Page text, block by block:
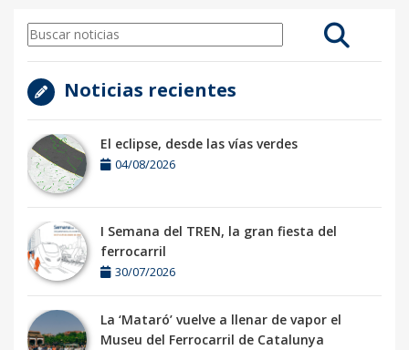
Noticias recientes
El eclipse, desde las vías verdes
04/08/2026
I Semana del TREN, la gran fiesta del
ferrocarril
30/07/2026
La ‘Mataró’ vuelve a llenar de vapor el
Museu del Ferrocarril de Catalunya